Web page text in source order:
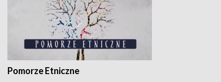
Pomorze Etniczne